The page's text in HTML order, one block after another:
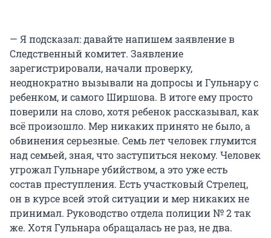
— Я подсказал: давайте напишем заявление в
Следственный комитет. Заявление
зарегистрировали, начали проверку,
неоднократно вызывали на допросы и Гульнару с
ребенком, и самого Ширшова. В итоге ему просто
поверили на слово, хотя ребенок рассказывал, как
всё произошло. Мер никаких принято не было, а
обвинения серьезные. Семь лет человек глумится
над семьей, зная, что заступиться некому. Человек
угрожал Гульнаре убийством, а это уже есть
состав преступления. Есть участковый Стрелец,
он в курсе всей этой ситуации и мер никаких не
принимал. Руководство отдела полиции № 2 так
же. Хотя Гульнара обращалась не раз, не два.